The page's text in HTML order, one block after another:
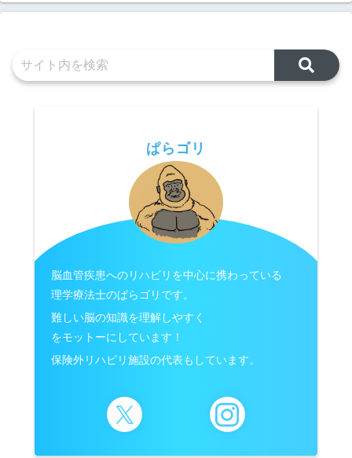
ぱらゴリ
脳血管疾患へのリハビリを中心に携わっている
理学療法士のぱらゴリです。
難しい脳の知識を理解しやすく
をモットーにしています！
保険外リハビリ施設の代表もしています。